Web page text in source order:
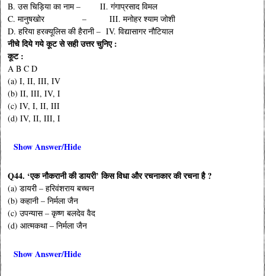
B. उस चिड़िया का नाम – II. गंगाप्रसाद विमल
C. मानुषखोर – III. मनोहर श्याम जोशी
D. हरिया हरक्यूलिस की हैरानी – IV. विद्यासागर नौटियाल
नीचे दिये गये कूट से सही उत्तर चुनिए :
कूट :
A B C D
(a) I, II, III, IV
(b) II, III, IV, I
(c) IV, I, II, III
(d) IV, II, III, I
Show Answer/Hide
Q44. ‘एक नौकरानी की डायरी’ किस विधा और रचनाकार की रचना है ?
(a) डायरी – हरिवंशराय बच्चन
(b) कहानी – निर्मला जैन
(c) उपन्यास – कृष्ण बलदेव वैद
(d) आत्मकथा – निर्मला जैन
Show Answer/Hide